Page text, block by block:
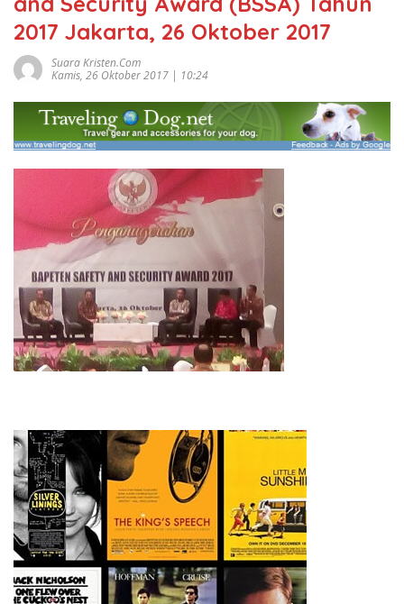
2017 Jakarta, 26 Oktober 2017
Suara Kristen.com
Kamis, 26 Oktober 2017 | 10:24